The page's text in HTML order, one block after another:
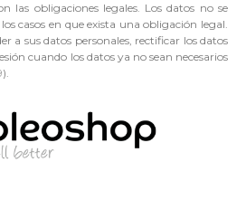
las obligaciones legales. Los datos no se
casos en que exista una obligación legal.
a sus datos personales, rectificar los datos
cuando los datos ya no sean necesarios